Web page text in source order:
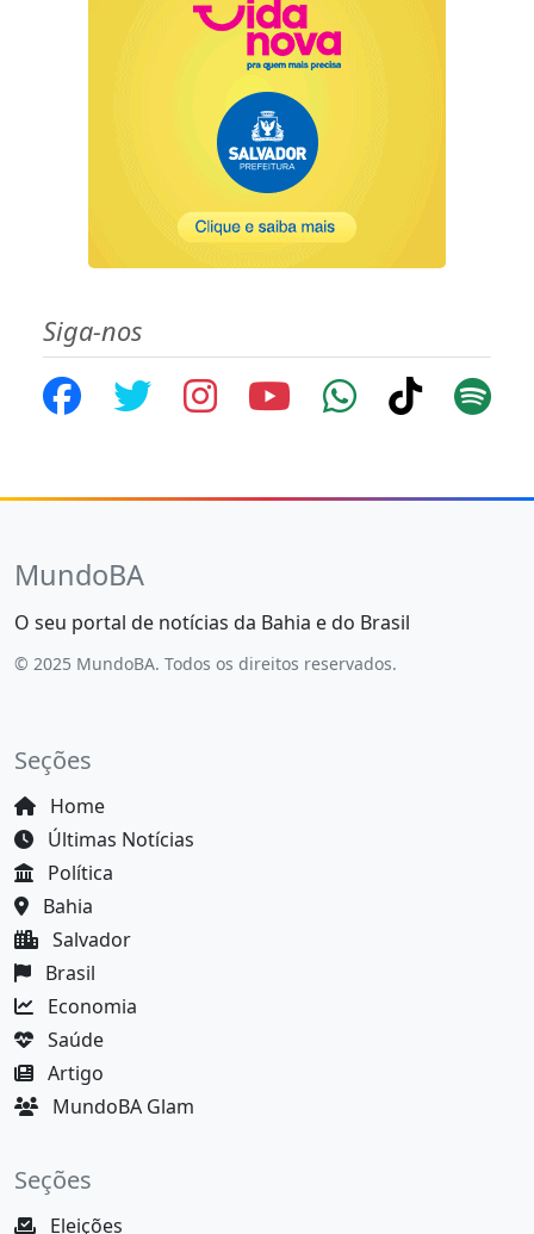
Siga-nos
MundoBA
O seu portal de notícias da Bahia e do Brasil
© 2025 MundoBA. Todos os direitos reservados.
Seções
Home
Últimas Notícias
Política
Bahia
Salvador
Brasil
Economia
Saúde
Artigo
MundoBA Glam
Seções
Eleições